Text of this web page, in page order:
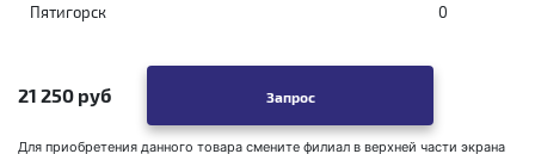
Пятигорск
0
21 250 руб Запрос
Для приобретения данного товара смените филиал в верхней части экрана